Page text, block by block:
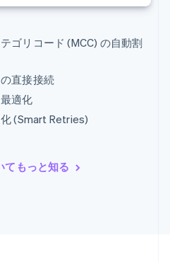
ゴリコード (MCC) の自動割
直接接続
適化
(Smart Retries)
てもっと知る